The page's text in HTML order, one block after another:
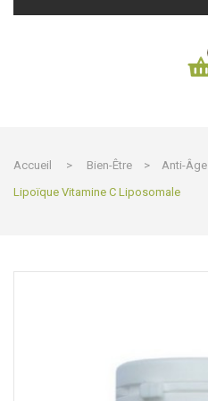
Accueil > Bien-Être > Anti-Âge
Lipoïque Vitamine C Liposomale